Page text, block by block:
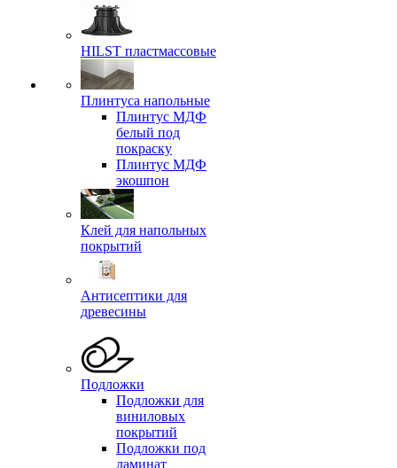
HILST пластмассовые
Плинтуса напольные
Плинтус МДФ
белый под
покраску
Плинтус МДФ
экошпон
Клей для напольных
покрытий
Антисептики для
древесины
Подложки
Подложки для
виниловых
покрытий
Подложки под
ламинат